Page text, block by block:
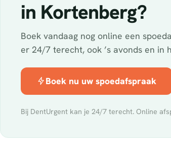
in Kortenberg?
Boek vandaag nog online een
er 24/7 terecht, ook ’s avonds en in
Boek nu uw spoedafspraak
Bij DentUrgent kan je 24/7 terecht. Online